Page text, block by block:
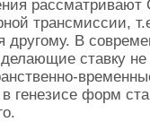
рассматривают
трансмиссии,
другому. В
ставку
генезисе форм